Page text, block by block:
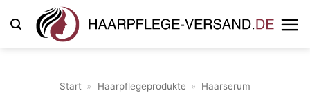
Inhalt
Start » Haarpflegeprodukte » Haarserum